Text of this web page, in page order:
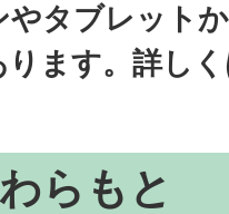
タブレット
ります。詳し
らもと